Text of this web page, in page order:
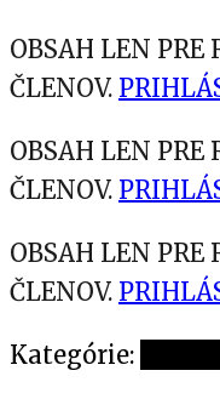
OBSAH LEN PRE
ČLENOV.
OBSAH LEN PRE
ČLENOV.
OBSAH LEN PRE
ČLENOV.
Kategórie: